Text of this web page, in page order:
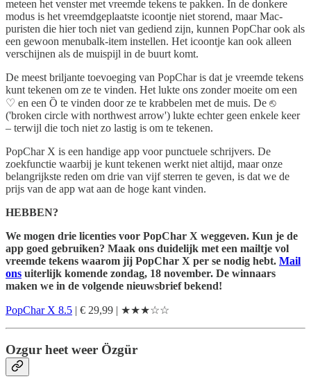
meteen het venster met vreemde tekens te pakken. In de donkere
modus is het vreemdgeplaatste icoontje niet storend, maar Mac-
puristen die hier toch niet van gediend zijn, kunnen PopChar ook als
een gewoon menubalk-item instellen. Het icoontje kan ook alleen
verschijnen als de muispijl in de buurt komt.
De meest briljante toevoeging van PopChar is dat je vreemde tekens
kunt tekenen om ze te vinden. Het lukte ons zonder moeite om een
♡ en een Ȍ te vinden door ze te krabbelen met de muis. De ⎋
('broken circle with northwest arrow') lukte echter geen enkele keer
– terwijl die toch niet zo lastig is om te tekenen.
PopChar X is een handige app voor punctuele schrijvers. De
zoekfunctie waarbij je kunt tekenen werkt niet altijd, maar onze
belangrijkste reden om drie van vijf sterren te geven, is dat we de
prijs van de app wat aan de hoge kant vinden.
HEBBEN?
We mogen drie licenties voor PopChar X weggeven. Kun je de
app goed gebruiken? Maak ons duidelijk met een mailtje vol
vreemde tekens waarom jij PopChar X per se nodig hebt. Mail
ons uiterlijk komende zondag, 18 november. De winnaars
maken we in de volgende nieuwsbrief bekend!
PopChar X 8.5 | € 29,99 | ★★★☆☆
Ozgur heet weer Özgür